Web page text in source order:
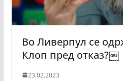
Во Ливерпул се
Клоп пред отказ?￼
23.02.2023